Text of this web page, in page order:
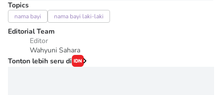
Topics
nama bayi nama bayi laki-laki
Editorial Team
Editor
Wahyuni Sahara
Tonton lebih seru di